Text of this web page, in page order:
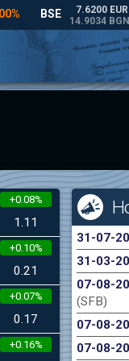
+0.08%
1.11
+0.10%
0.21
+0.07%
0.17
+0.16%
31-07-
31-03-
07-08-
(SFB)
07-08-
07-08-